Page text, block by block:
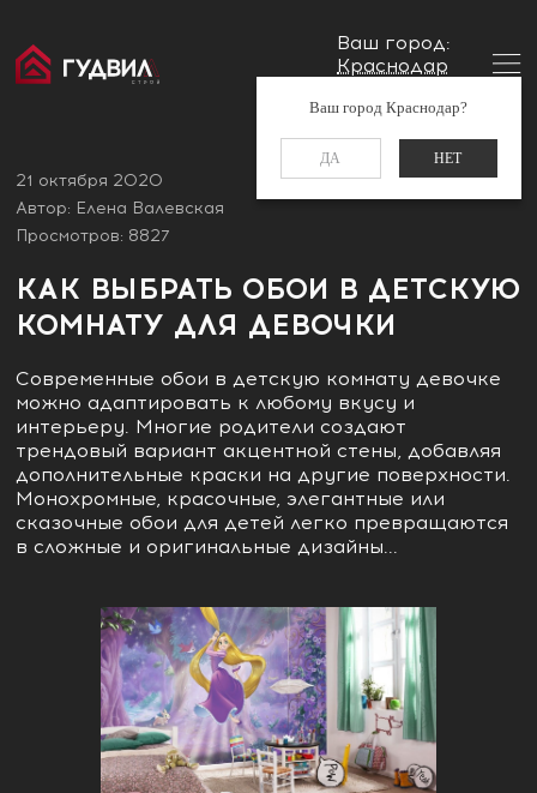
Ваш город:
Краснодар
Ваш город Краснодар?
ДА НЕТ
Заказать звонок
21 октября 2020
Автор: Елена Валевская
Просмотров: 8827
КАК ВЫБРАТЬ ОБОИ В ДЕТСКУЮ
КОМНАТУ ДЛЯ ДЕВОЧКИ
Современные обои в детскую комнату девочке
можно адаптировать к любому вкусу и
интерьеру. Многие родители создают
трендовый вариант акцентной стены, добавляя
дополнительные краски на другие поверхности.
Монохромные, красочные, элегантные или
сказочные обои для детей легко превращаются
в сложные и оригинальные дизайны...